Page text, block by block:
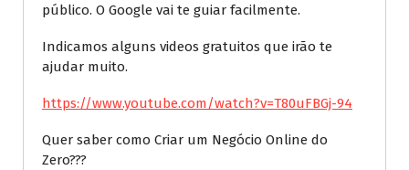
público. O Google vai te guiar facilmente.
Indicamos alguns videos gratuitos que irão te
ajudar muito.
https://www.youtube.com/watch?v=T80uFBGj-94
Quer saber como Criar um Negócio Online do
Zero???